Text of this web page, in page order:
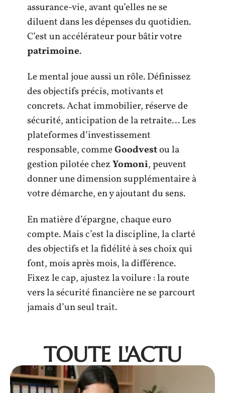
assurance-vie, avant qu’elles ne se
diluent dans les dépenses du quotidien.
C’est un accélérateur pour bâtir votre
patrimoine.
Le mental joue aussi un rôle. Définissez
des objectifs précis, motivants et
concrets. Achat immobilier, réserve de
sécurité, anticipation de la retraite… Les
plateformes d’investissement
responsable, commeGoodvestou la
gestion pilotée chezYomoni, peuvent
donner une dimension supplémentaire à
votre démarche, en y ajoutant du sens.
En matière d’épargne, chaque euro
compte. Mais c’est la discipline, la clarté
des objectifs et la fidélité à ses choix qui
font, mois après mois, la différence.
Fixez le cap, ajustez la voilure : la route
vers la sécurité financière ne se parcourt
jamais d’un seul trait.
TOUTE L'ACTU